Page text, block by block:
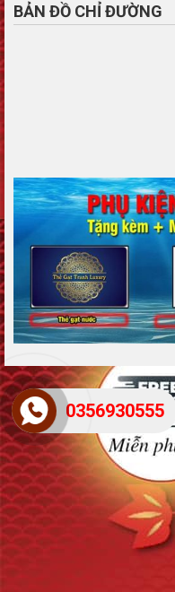
BẢN ĐỒ CHỈ ĐƯỜNG
0356930555